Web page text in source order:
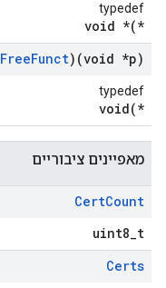
typedef
void *(*
FreeFunct)(void *p)
typedef
void(*
מאפיינים ציבוריים
CertCount
uint8_t
Certs